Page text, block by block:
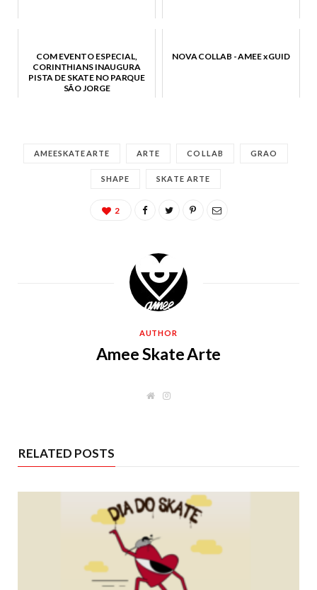
COM EVENTO ESPECIAL,
CORINTHIANS INAUGURA
PISTA DE SKATE NO PARQUE
SÃO JORGE
NOVA COLLAB - AMEE x GUID
AMEESKATEARTE ARTE COLLAB GRAO
SHAPE SKATE ARTE
2
AUTHOR
Amee Skate Arte
W
I
m
RELATED POSTS